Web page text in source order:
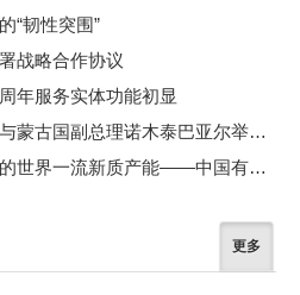
“韧性突围”
战略合作协议
年服务实体功能初显
中铝集团董事长段向东与蒙古国副总理诺木泰巴亚尔举行会谈
锻造无愧时代无愧使命的世界一流新质产能——中国有色金属工业的战略应对与破局之道（二）
更多